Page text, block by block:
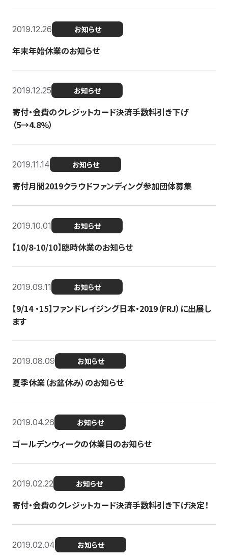
2019.12.26 お知らせ
年末年始休業のお知らせ
2019.12.25 お知らせ
寄付・会費のクレジットカード決済手数料引き下げ
（5→4.8%）
2019.11.14 お知らせ
寄付月間2019クラウドファンディング参加団体募集
2019.10.01 お知らせ
【10/8-10/10】臨時休業のお知らせ
2019.09.11 お知らせ
【9/14 ・15】ファンドレイジング日本・2019（FRJ）に出展し
ます
2019.08.09 お知らせ
夏季休業（お盆休み）のお知らせ
2019.04.26 お知らせ
ゴールデンウィークの休業日のお知らせ
2019.02.22 お知らせ
寄付・会費のクレジットカード決済手数料引き下げ決定！
2019.02.04 お知らせ